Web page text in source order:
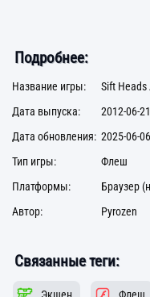
Подробнее:
Название игры:
Sift Heads
Дата выпуска:
2012-06-21
Дата обновления: 2025-06-06
Тип игры:
Флеш
Платформы:
Браузер
Автор:
Pyrozen
Связанные теги: